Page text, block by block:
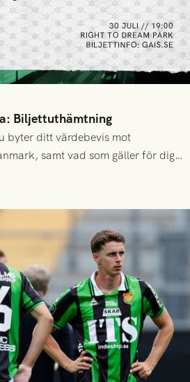
Biljettuthämtning
byter ditt värdebevis mot
samt vad som gäller för dig
fått förhinder.